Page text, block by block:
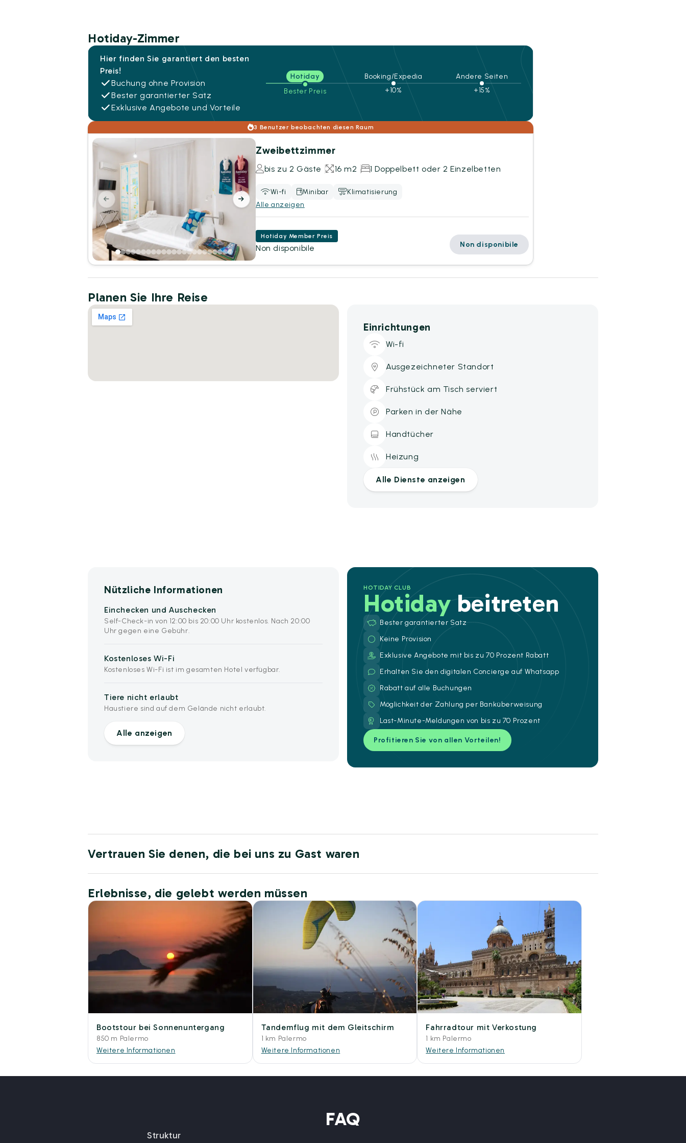
Hotiday-Zimmer
Hier finden Sie garantiert den besten
Preis!
Buchung ohne Provision
Bester garantierter Satz
Exklusive Angebote und Vorteile
Hotiday
Bester Preis
Booking/Expedia
+10%
Andere Seiten
+15%
3 Benutzer beobachten diesen Raum
Zweibettzimmer
bis zu 2 Gäste 16 m2 1 Doppelbett oder 2 Einzelbetten
Wi-fi Minibar
Klimatisierung
Alle anzeigen
Hotiday Member Preis
Non disponibile Non disponibile
Planen Sie Ihre Reise
Einrichtungen
Wi-fi
Ausgezeichneter Standort
Frühstück am Tisch serviert
Parken in der Nähe
Handtücher
Heizung
Alle Dienste anzeigen
Nützliche Informationen
Einchecken und Auschecken
Self-Check-in von 12:00 bis 20:00 Uhr kostenlos. Nach 20:00
Uhr gegen eine Gebühr.
Kostenloses Wi-Fi
Kostenloses Wi-Fi ist im gesamten Hotel verfügbar.
Tiere nicht erlaubt
Haustiere sind auf dem Gelände nicht erlaubt.
Alle anzeigen
HOTIDAY CLUB
Hotidaybeitreten
Bester garantierter Satz
Keine Provision
Exklusive Angebote mit bis zu 70 Prozent Rabatt
Erhalten Sie den digitalen Concierge auf Whatsapp
Rabatt auf alle Buchungen
Möglichkeit der Zahlung per Banküberweisung
Last-Minute-Meldungen von bis zu 70 Prozent
Profitieren Sie von allen Vorteilen!
Vertrauen Sie denen, die bei uns zu Gast waren
Erlebnisse, die gelebt werden müssen
Bootstour bei Sonnenuntergang
850 m Palermo
Weitere Informationen
Tandemflug mit dem Gleitschirm
1 km Palermo
Weitere Informationen
Fahrradtour mit Verkostung
1 km Palermo
Weitere Informationen
FAQ
Struktur